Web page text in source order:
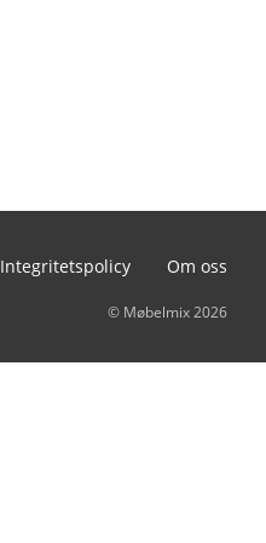
Integritetspolicy Om oss
© Møbelmix 2026